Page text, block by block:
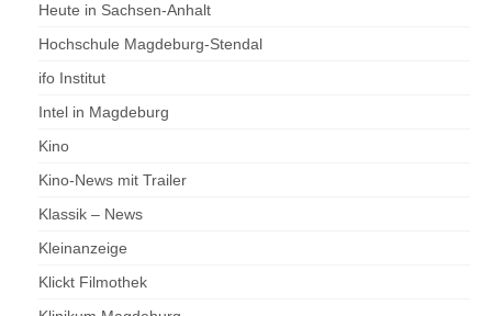
Heute in Sachsen-Anhalt
Hochschule Magdeburg-Stendal
ifo Institut
Intel in Magdeburg
Kino
Kino-News mit Trailer
Klassik – News
Kleinanzeige
Klickt Filmothek